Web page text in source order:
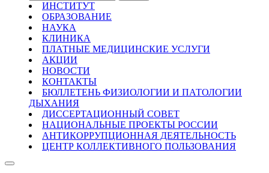
ИНСТИТУТ
ОБРАЗОВАНИЕ
НАУКА
КЛИНИКА
ПЛАТНЫЕ МЕДИЦИНСКИЕ УСЛУГИ
АКЦИИ
НОВОСТИ
КОНТАКТЫ
БЮЛЛЕТЕНЬ ФИЗИОЛОГИИ И ПАТОЛОГИИ
ДЫХАНИЯ
ДИССЕРТАЦИОННЫЙ СОВЕТ
НАЦИОНАЛЬНЫЕ ПРОЕКТЫ РОССИИ
АНТИКОРРУПЦИОННАЯ ДЕЯТЕЛЬНОСТЬ
ЦЕНТР КОЛЛЕКТИВНОГО ПОЛЬЗОВАНИЯ